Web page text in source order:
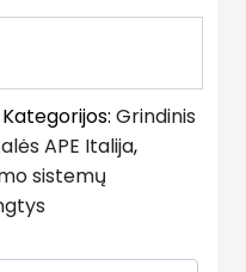
Kategorijos: Grindinis
APE Italija,
sistemų